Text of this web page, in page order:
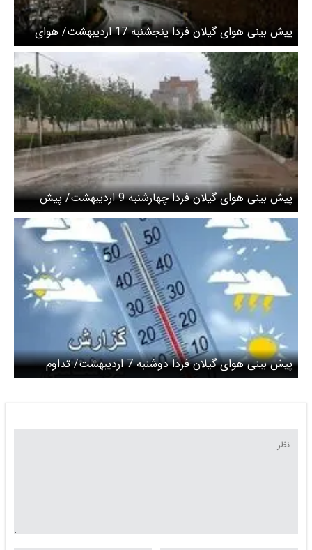
پیش بینی هوای گیلان فردا پنجشنبه 17 اردیبهشت/ هوای
ابری و مه‌آلود در گیلان ماندگار شد
پیش بینی هوای گیلان فردا چهارشنبه 9 اردیبهشت/ پیش
بینی رگبار شدید و خیلی شدید
پیش بینی هوای گیلان فردا دوشنبه 7 اردیبهشت/ تداوم
ناپایداری جوی در استان